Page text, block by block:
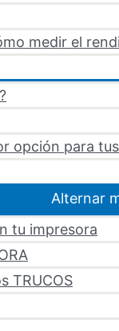
medir el
opción para
Alternar
tu impresora
TRUCOS